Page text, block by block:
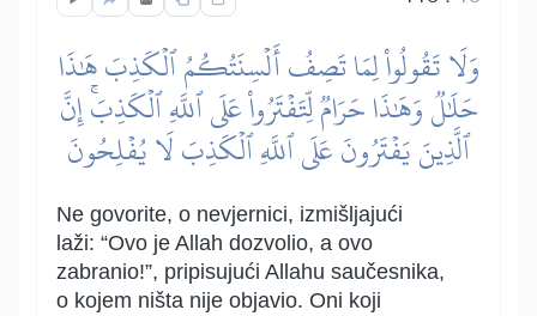
وَلَا تَقُولُواْ لِمَا تَصِفُ أَلۡسِنَتُكُمُ ٱلۡكَذِبَ هَٰذَا
حَلَٰلٞ وَهَٰذَا حَرَامٞ لِّتَفۡتَرُواْ عَلَى ٱللَّهِ ٱلۡكَذِبَۚ إِنَّ
ٱلَّذِينَ يَفۡتَرُونَ عَلَى ٱللَّهِ ٱلۡكَذِبَ لَا يُفۡلِحُونَ
Ne govorite, o nevjernici, izmišljajući
laži: “Ovo je Allah dozvolio, a ovo
zabranio!”, pripisujući Allahu saučesnika,
o kojem ništa nije objavio. Oni koji